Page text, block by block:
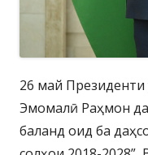
26 май
Эмомалӣ Раҳмон
баланд оид ба